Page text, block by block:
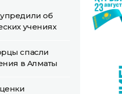
об
учениях
спасли
в Алматы